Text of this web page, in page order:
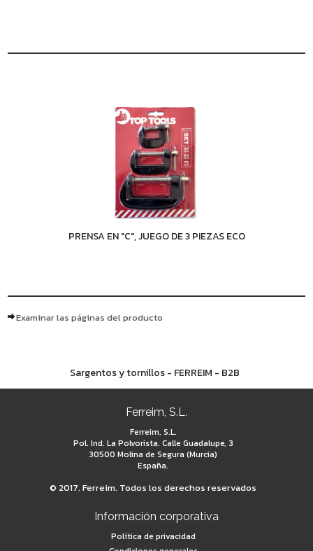
PRENSA EN "C", JUEGO DE 3 PIEZAS ECO
Examinar las páginas del producto
Sargentos y tornillos - FERREIM - B2B
Ferreim, S.L.
Ferreim, S.L.
Pol. Ind. La Polvorista. Calle Guadalupe, 3
30500 Molina de Segura (Murcia)
España.
© 2017. Ferreim. Todos los derechos reservados
Información corporativa
Política de privacidad